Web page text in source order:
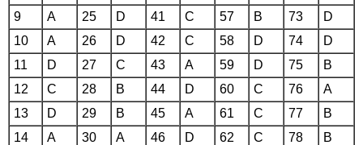
9
A 25 D 41 C 57 B 73
D
10
A 26 D 42 C 58 D 74
D
11
D 27 C 43 A 59 D 75
B
12
C 28 B 44 D 60 C 76
A
13
D 29 B 45 A 61 C 77
B
14
A 30 A 46 D 62 C 78
B